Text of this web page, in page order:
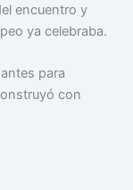
encuentro y
ya celebraba.
para
con